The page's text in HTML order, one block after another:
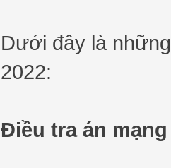
Dưới đây là
2022:
Điều tra án mạng